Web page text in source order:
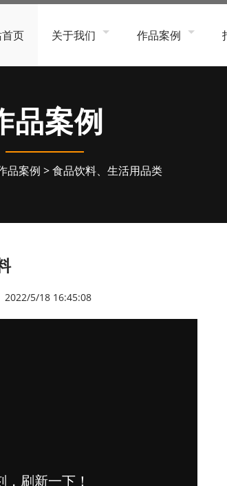
页 关于我们
服务流程
招贤纳士
作品案例
建筑装饰、工程、商
生物医疗、美容美妆
品案例
品案例 >食品饮料、生活用品类
5/18 16:45:08